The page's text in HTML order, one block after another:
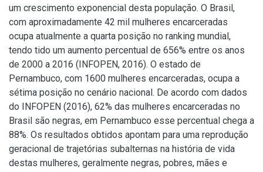
um crescimento exponencial desta população. O Brasil,
com aproximadamente 42 mil mulheres encarceradas
ocupa atualmente a quarta posição no ranking mundial,
tendo tido um aumento percentual de 656% entre os anos
de 2000 a 2016 (INFOPEN, 2016). O estado de
Pernambuco, com 1600 mulheres encarceradas, ocupa a
sétima posição no cenário nacional. De acordo com dados
do INFOPEN (2016), 62% das mulheres encarceradas no
Brasil são negras, em Pernambuco esse percentual chega a
88%. Os resultados obtidos apontam para uma reprodução
geracional de trajetórias subalternas na história de vida
destas mulheres, geralmente negras, pobres, mães e